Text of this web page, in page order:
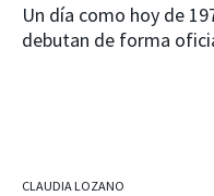
Un día como hoy de
debutan de forma
CLAUDIA LOZANO